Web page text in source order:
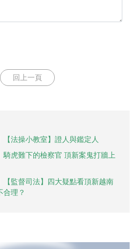
回上一頁
【法操小教室】證人與鑑定人
騎虎難下的檢察官 頂新案鬼打牆上
【監督司法】四大疑點看頂新越南
合理？